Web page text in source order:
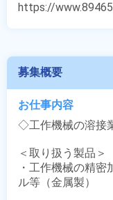
https://
募集概要
お仕事内容
◇工作機械の溶接
＜取り扱う製品＞
・工作機械の精
ル等（金属製）